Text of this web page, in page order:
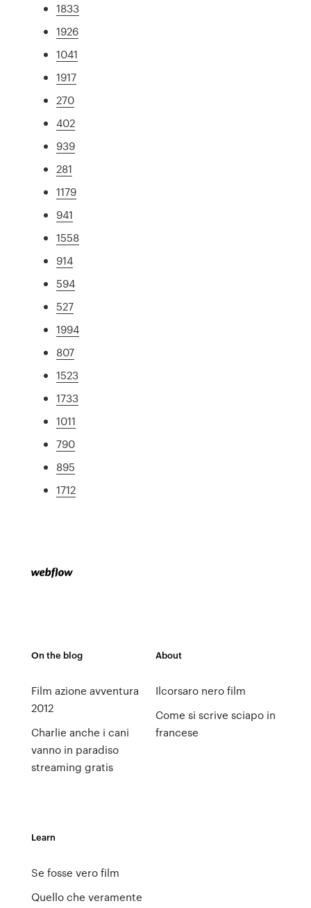
1833
1926
1041
1917
270
402
939
281
1179
941
1558
914
594
527
1994
807
1523
1733
1011
790
895
1712
On the blog
Film azione avventura
2012
Charlie anche i cani
vanno in paradiso
streaming gratis
About
Ilcorsaro nero film
Come si scrive sciapo in
francese
Learn
Se fosse vero film
Quello che veramente